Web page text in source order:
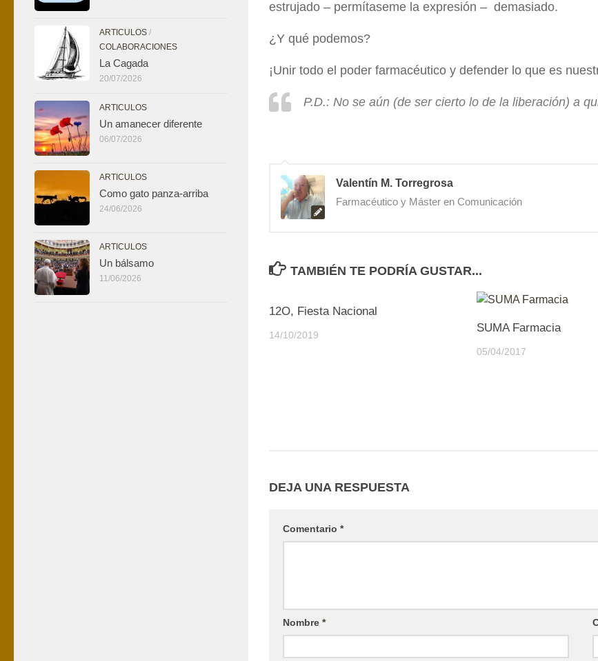
estrujado – permítaseme la expresión – demasiado.
¿Y qué podemos?
¡Unir todo el poder farmacéutico y defender lo que es
P.D.: No se aún (de ser cierto lo de la liberación) a
Valentín M. Torregrosa
Farmacéutico y Máster en Comunicación
TAMBIÉN TE PODRÍA GUSTAR...
12O, Fiesta Nacional
14/10/2019
SUMA Farmacia
05/04/2017
DEJA UNA RESPUESTA
Comentario *
Nombre *
ARTICULOS /
COLABORACIONES
La Cagada
20/07/2026
ARTICULOS
Un amanecer diferente
06/07/2026
ARTICULOS
Como gato panza-arriba
24/06/2026
ARTICULOS
Un bálsamo
11/06/2026